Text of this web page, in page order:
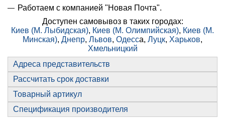
Работаем с компанией "Новая Почта".
Доступен самовывоз в таких городах:
Киев (М. Лыбидская), Киев (М. Олимпийская), Киев (М.
Минская), Днепр, Львов, Одесса, Луцк, Харьков,
Хмельницкий
Адреса представительств
Рассчитать срок доставки
Товарный артикул
Спецификация производителя